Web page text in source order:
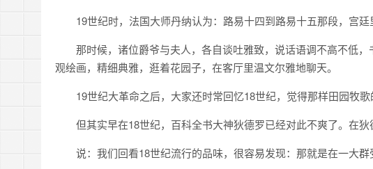
19世纪时，法国大师丹纳认为：路易十四到路易十五那段，宫廷
那时候，诸位爵爷与夫人，各自谈吐雅致，说话语调不高不低
观绘画，精细典雅，逛着花园子，在客厅里温文尔雅地聊天。
19世纪大革命之后，大家还时常回忆18世纪，觉得那样田园牧歌
但其实早在18世纪，百科全书大神狄德罗已经对此不爽了。在狄
说：我们回看18世纪流行的品味，很容易发现：那就是在一大